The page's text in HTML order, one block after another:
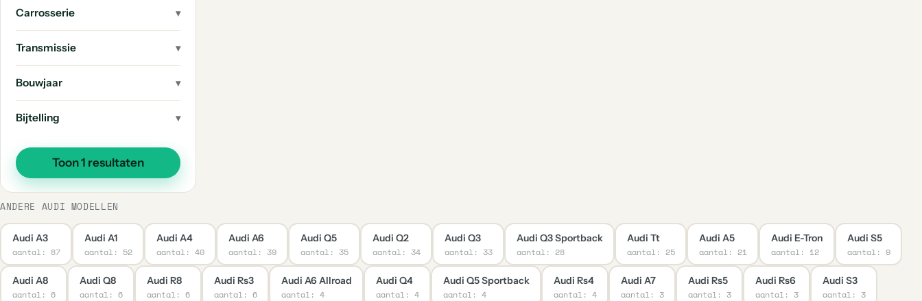
R8 6
A8 6
Q8 6
Q4 4
Q5 Sportback 4
Rs4 4
A6 Allroad 4
3
Rs6 3
S3 3
S8 2
Q7 2
Carrosserie
Transmissie
Bouwjaar
Bijtelling
Toon 1 resultaten
ANDERE AUDI MODELLEN
Audi A3
aantal: 87
Audi A1
aantal: 52
Audi A4
aantal: 40
Audi A6
aantal: 39
Audi Q5
aantal: 35
Audi Q2
aantal: 34
Audi Q3
aantal: 33
Audi Q3 Sportback
aantal: 28
Audi Tt
aantal: 25
Audi A5
aantal: 21
Audi E-Tron
aantal: 12
Audi S5
aantal: 9
Audi A8
aantal: 6
Audi Q8
aantal: 6
Audi R8
aantal: 6
Audi Rs3
aantal: 6
Audi A6 Allroad
aantal: 4
Audi Q4
aantal: 4
Audi Q5 Sportback
aantal: 4
Audi Rs4
aantal: 4
Audi A7
aantal: 3
Audi Rs5
aantal: 3
Audi Rs6
aantal: 3
Audi S3
aantal: 3